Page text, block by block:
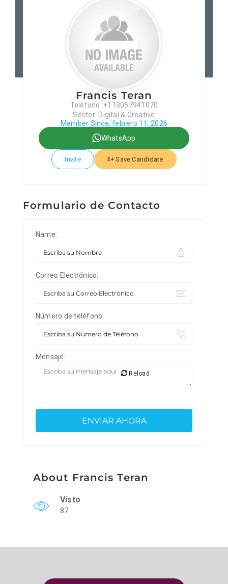
Patronos
Junta Local Desarrollo
Adiestramientos
Eventos
Sobre Nosotros
Francis Teran
Teléfono: +113057941070
Sector: Digital & Creative
Member Since, febrero 11, 2026
WhatsApp
Invite Save Candidate
Formulario de Contacto
Name:
Correo Electrónico:
Número de teléfono:
Mensaje:
Reload
About Francis Teran
Visto
87